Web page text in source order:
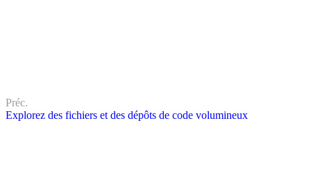
Préc.
Explorez des fichiers et des dépôts de code volumineux